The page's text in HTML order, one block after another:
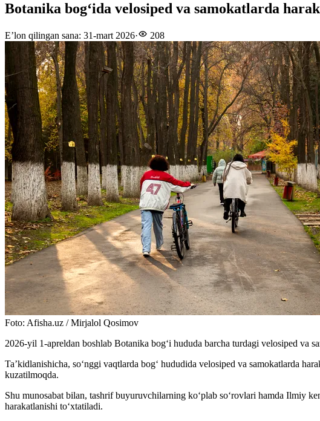
Botanika bogʻida velosiped va samokatlarda
E’lon qilingan sana: 31-mart 2026· 208
Foto: Afisha.uz / Mirjalol Qosimov
2026-yil 1-apreldan boshlab Botanika bogʻi hududa barcha turdagi velosiped va
Ta’kidlanishicha, so‘nggi vaqtlarda bog‘ hududida velosiped va samokatlarda
kuzatilmoqda.
Shu munosabat bilan, tashrif buyuruvchilarning ko‘plab so‘rovlari hamda Ilmiy
harakatlanishi to‘xtatiladi.